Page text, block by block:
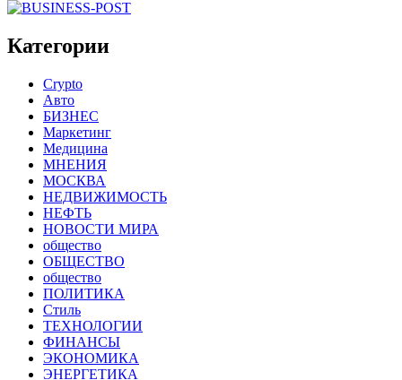
Категории
Crypto
Авто
БИЗНЕС
Маркетинг
Медицина
МНЕНИЯ
МОСКВА
НЕДВИЖИМОСТЬ
НЕФТЬ
НОВОСТИ МИРА
общество
ОБЩЕСТВО
общество
ПОЛИТИКА
Стиль
ТЕХНОЛОГИИ
ФИНАНСЫ
ЭКОНОМИКА
ЭНЕРГЕТИКА